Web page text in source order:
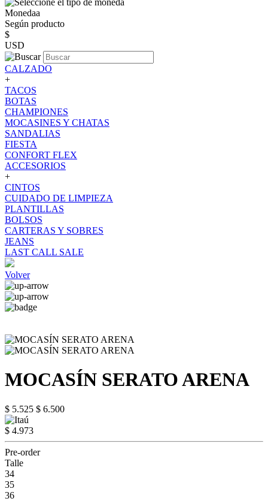
Monedaa
Según producto
$
USD
CALZADO
+
TACOS
BOTAS
CHAMPIONES
MOCASINES Y CHATAS
SANDALIAS
FIESTA
CONFORT FLEX
ACCESORIOS
+
CINTOS
CUIDADO DE LIMPIEZA
PLANTILLAS
BOLSOS
CARTERAS Y SOBRES
JEANS
LAST CALL SALE
Volver
MOCASÍN SERATO ARENA
$ 5.525 $ 6.500
$ 4.973
Pre-order
Talle
34
35
36